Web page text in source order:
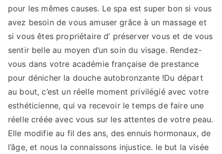
pour les mêmes causes. Le spa est super bon si vous
avez besoin de vous amuser grâce à un massage et
si vous êtes propriétaire d’ préserver vous et de vous
sentir belle au moyen d’un soin du visage. Rendez-
vous dans votre académie française de prestance
pour dénicher la douche autobronzante !Du départ
au bout, c’est un réelle moment privilégié avec votre
esthéticienne, qui va recevoir le temps de faire une
réelle créée avec vous sur les attentes de votre peau.
Elle modifie au fil des ans, des ennuis hormonaux, de
l’âge, et nous la connaissons injustice. le but la visée